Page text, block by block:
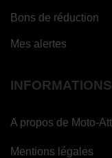
Bons de réduction
Mes alertes
INFORMATIONS
A propos de Moto-
Mentions légales